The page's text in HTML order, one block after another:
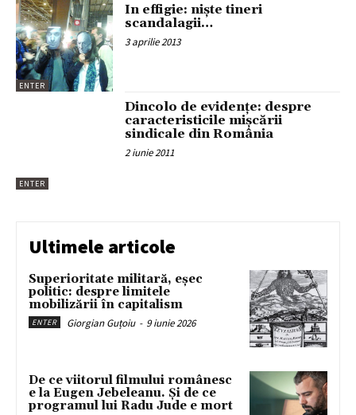
ENTER
In effigie: nişte tineri
scandalagii…
3 aprilie 2013
ENTER
Dincolo de evidenţe: despre
caracteristicile mişcării
sindicale din România
2 iunie 2011
Ultimele articole
Superioritate militară, eșec
politic: despre limitele
mobilizării în capitalism
ENTER Giorgian Guțoiu - 9 iunie 2026
De ce viitorul filmului românesc
e la Eugen Jebeleanu. Și de ce
programul lui Radu Jude e mort